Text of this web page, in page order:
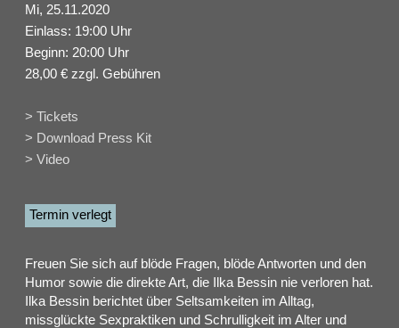
Mi, 25.11.2020
Einlass: 19:00 Uhr
Beginn: 20:00 Uhr
28,00 € zzgl. Gebühren
> Tickets
> Download Press Kit
> Video
Termin verlegt
Freuen Sie sich auf blöde Fragen, blöde Antworten und den
Humor sowie die direkte Art, die Ilka Bessin nie verloren hat.
Ilka Bessin berichtet über Seltsamkeiten im Alltag,
missglückte Sexpraktiken und Schrulligkeit im Alter und